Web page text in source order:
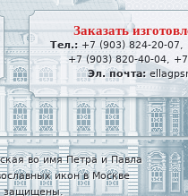
Заказать
Тел.: +7 (903) 824-20-07,
+7 (903) 820-40-04,
Эл. почта:
во имя Петра и Павла
икон в Москве
защищены.